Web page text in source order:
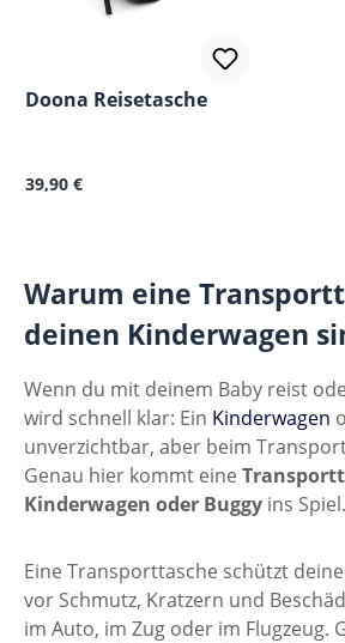
Doona Reisetasche
Regulärer Preis:
39,90 €
Warum eine
deinen Kinderwagen
Wenn du mit deinem Baby reist
wird schnell klar: Ein Kinderwagen
unverzichtbar, aber beim
Genau hier kommt eine
Kinderwagen oder Buggy ins Spiel.
Eine Transporttasche schützt
vor Schmutz, Kratzern und
im Auto, im Zug oder im Flugzeug.